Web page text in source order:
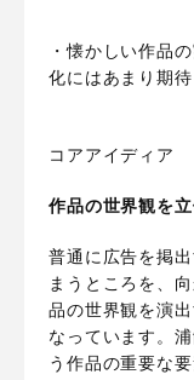
・懐かしい作品
化にはあまり期
コアアイディア
作品の世界観を
普通に広告を掲
まうところを、
品の世界観を演
なっています。
う作品の重要な